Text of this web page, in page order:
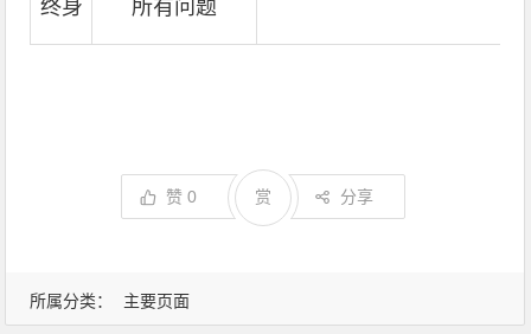
终身 所有问题
赞0 分享
赏
所属分类： 主要页面